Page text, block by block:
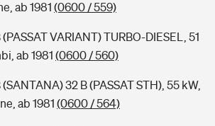
ab 1981 (0600 / 559)
VARIANT) TURBO-DIESEL, 51
ab 1981 (0600 / 560)
32 B (PASSAT STH), 55 kW,
ab 1981 (0600 / 564)